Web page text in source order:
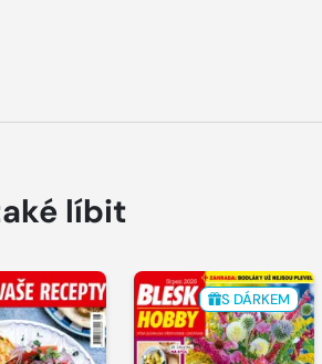
líbit
S DÁRKEM